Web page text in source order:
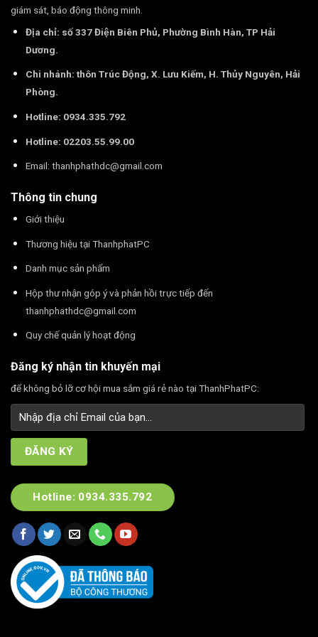
giám sát, báo động thông minh.
Địa chỉ: số 337 Điện Biên Phủ, Phường Bình Hàn, TP Hải
Dương.
Chi nhánh: thôn Trúc Động, X. Lưu Kiếm, H. Thủy Nguyên, Hải
Phòng.
Hotline: 0934.335.792
Hotline: 02203.55.99.00
Email: thanhphathdc@gmail.com
Thông tin chung
Giới thiệu
Thương hiệu tại ThanhphatPC
Danh mục sản phẩm
Hộp thư nhận góp ý và phản hồi trực tiếp đến
thanhphathdc@gmail.com
Quy chế quản lý hoạt động
Đăng ký nhận tin khuyến mại
để không bỏ lỡ cơ hội mua sắm giá rẻ nào tại ThanhPhatPC:
Hotline: 0934.335.792